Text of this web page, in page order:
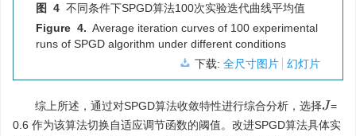
图 4 不同条件下SPGD算法100次实验迭代曲线平均值
Figure 4. Average iteration curves of 100 experimental
runs of SPGD algorithm under different conditions
下载: 全尺寸图片 幻灯片
综上所述，通过对SPGD算法收敛特性进行综合分析，选择J =
0.6 作为该算法切换自适应调节函数的阈值。改进SPGD算法具体实